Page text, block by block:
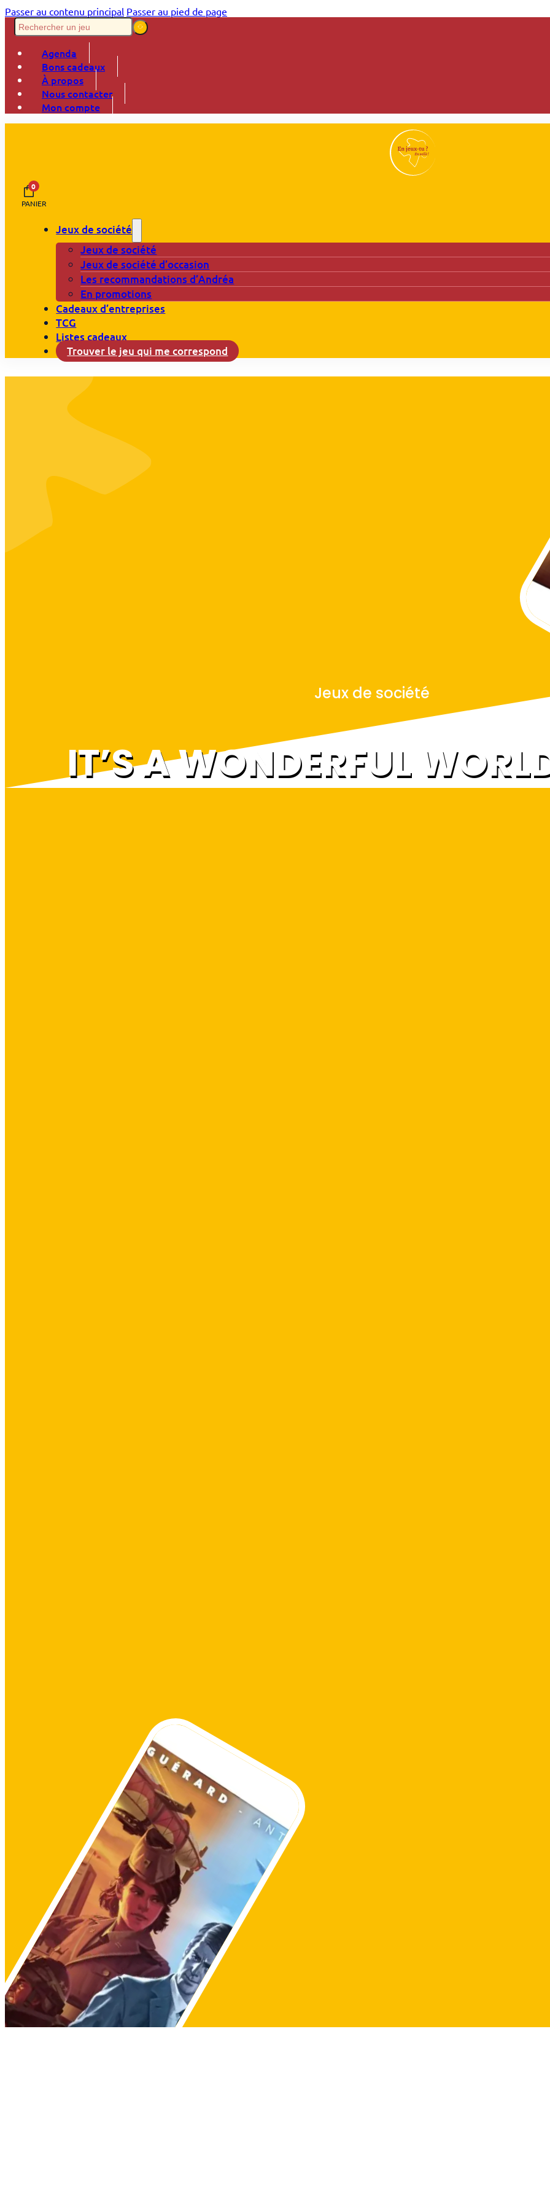
Passer au contenu principal Passer au pied de page
Agenda
Bons cadeaux
À propos
Nous contacter
Mon compte
0
PANIER
Jeux de société
Jeux de société
Jeux de société d’occasion
Les recommandations d’Andréa
En promotions
Cadeaux d’entreprises
TCG
Listes cadeaux
Trouver le jeu qui me correspond
Jeux de société
IT’S A WONDERFUL